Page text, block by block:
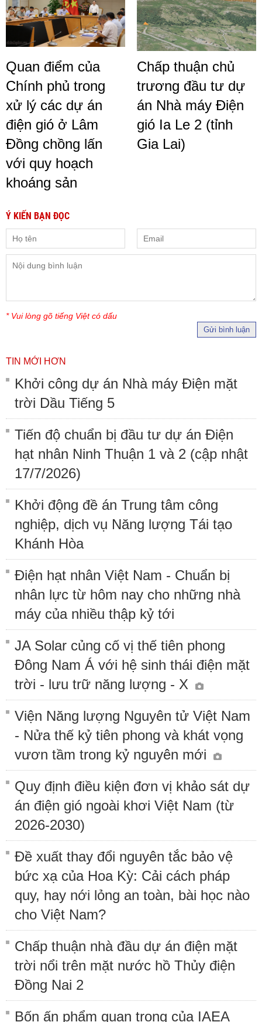
Quan điểm của
Chính phủ trong
xử lý các dự án
điện gió ở Lâm
Đồng chồng lấn
với quy hoạch
khoáng sản
Chấp thuận chủ
trương đầu tư dự
án Nhà máy Điện
gió Ia Le 2 (tỉnh
Gia Lai)
Ý KIẾN BẠN ĐỌC
* Vui lòng gõ tiếng Việt có dấu
Gửi bình luận
TIN MỚI HƠN
Khởi công dự án Nhà máy Điện mặt
trời Dầu Tiếng 5
Tiến độ chuẩn bị đầu tư dự án Điện
hạt nhân Ninh Thuận 1 và 2 (cập nhật
17/7/2026)
Khởi động đề án Trung tâm công
nghiệp, dịch vụ Năng lượng Tái tạo
Khánh Hòa
Điện hạt nhân Việt Nam - Chuẩn bị
nhân lực từ hôm nay cho những nhà
máy của nhiều thập kỷ tới
JA Solar củng cố vị thế tiên phong
Đông Nam Á với hệ sinh thái điện mặt
trời - lưu trữ năng lượng - X
Viện Năng lượng Nguyên tử Việt Nam
- Nửa thế kỷ tiên phong và khát vọng
vươn tầm trong kỷ nguyên mới
Quy định điều kiện đơn vị khảo sát dự
án điện gió ngoài khơi Việt Nam (từ
2026-2030)
Đề xuất thay đổi nguyên tắc bảo vệ
bức xạ của Hoa Kỳ: Cải cách pháp
quy, hay nới lỏng an toàn, bài học nào
cho Việt Nam?
Chấp thuận nhà đầu dự án điện mặt
trời nổi trên mặt nước hồ Thủy điện
Đồng Nai 2
Bốn ấn phẩm quan trọng của IAEA